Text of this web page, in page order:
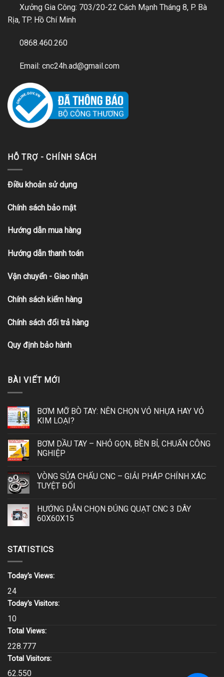
Xưởng Gia Công: 703/20-22 Cách Mạnh Tháng 8, P. Bà
Rịa, TP. Hồ Chí Minh
0868.460.260
Email: cnc24h.ad@gmail.com
HỖ TRỢ - CHÍNH SÁCH
Điều khoản sử dụng
Chính sách bảo mật
Hướng dẫn mua hàng
Hướng dẫn thanh toán
Vận chuyển - Giao nhận
Chính sách kiểm hàng
Chính sách đổi trả hàng
Quy định bảo hành
BÀI VIẾT MỚI
BƠM MỠ BÒ TAY: NÊN CHỌN VỎ NHỰA HAY VỎ
KIM LOẠI?
BƠM DẦU TAY – NHỎ GỌN, BỀN BỈ, CHUẨN CÔNG
NGHIỆP
VÒNG SỬA CHẤU CNC – GIẢI PHÁP CHÍNH XÁC
TUYỆT ĐỐI
HƯỚNG DẪN CHỌN ĐÚNG QUẠT CNC 3 DÂY
60X60X15
STATISTICS
Today's Views:
24
Today's Visitors:
10
Total Views:
228.777
Total Visitors:
62.550